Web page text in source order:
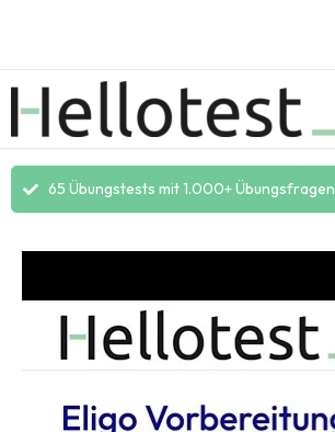
65 Übungstests mit 1.000+ Übungsfragen